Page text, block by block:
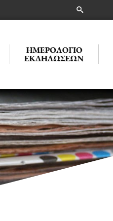
ΗΜΕΡΟΛΌΓΙΟ
ΕΚΔΗΛΏΣΕΩΝ